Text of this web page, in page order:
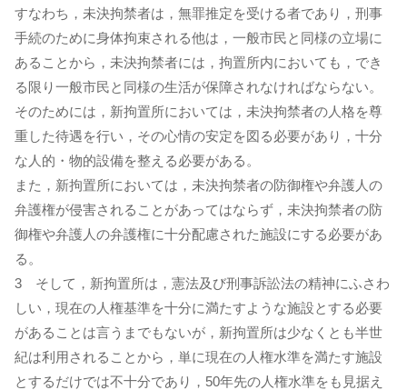
すなわち，未決拘禁者は，無罪推定を受ける者であり，刑事
手続のために身体拘束される他は，一般市民と同様の立場に
あることから，未決拘禁者には，拘置所内においても，でき
る限り一般市民と同様の生活が保障されなければならない。
そのためには，新拘置所においては，未決拘禁者の人格を尊
重した待遇を行い，その心情の安定を図る必要があり，十分
な人的・物的設備を整える必要がある。
また，新拘置所においては，未決拘禁者の防御権や弁護人の
弁護権が侵害されることがあってはならず，未決拘禁者の防
御権や弁護人の弁護権に十分配慮された施設にする必要があ
る。
3 そして，新拘置所は，憲法及び刑事訴訟法の精神にふさわ
しい，現在の人権基準を十分に満たすような施設とする必要
があることは言うまでもないが，新拘置所は少なくとも半世
紀は利用されることから，単に現在の人権水準を満たす施設
とするだけでは不十分であり，50年先の人権水準をも見据え